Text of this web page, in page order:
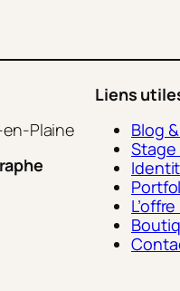
Plaine
Liens
Blog
Stage